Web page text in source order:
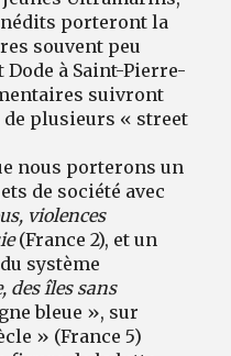
porteront la
souvent peu
à Saint-Pierre-
suivront
plusieurs « street
nous porterons un
de société avec
violences
(France 2), et un
système
des îles sans
bleue », sur
» (France 5)